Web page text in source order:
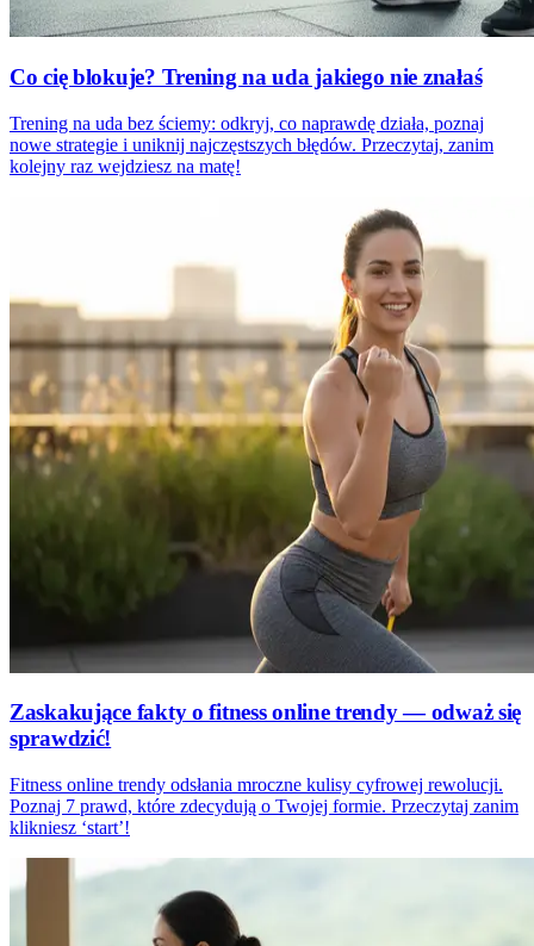
Co cię blokuje? Trening na uda jakiego nie znałaś
Trening na uda bez ściemy: odkryj, co naprawdę działa, poznaj
nowe strategie i uniknij najczęstszych błędów. Przeczytaj, zanim
kolejny raz wejdziesz na matę!
Zaskakujące fakty o fitness online trendy — odważ się
sprawdzić!
Fitness online trendy odsłania mroczne kulisy cyfrowej rewolucji.
Poznaj 7 prawd, które zdecydują o Twojej formie. Przeczytaj zanim
klikniesz ‘start’!